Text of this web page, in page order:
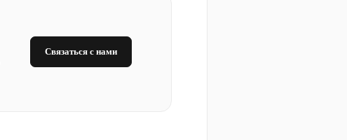
Связаться с нами